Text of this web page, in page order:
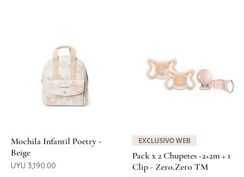
Quick View
Mochila Infantil Poetry -
Beige
Price
UYU 3,190.00
Quick View
EXCLUSIVO WEB
Pack x 2 Chupetes -2+2m + 1
Clip - Zero.Zero TM